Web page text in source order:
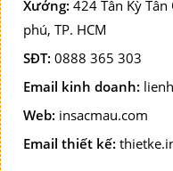
Xưởng: 424 Tân Kỳ
phú, TP. HCM
SĐT: 0888 365 303
Email kinh doanh:
Web: insacmau.com
Email thiết kế: